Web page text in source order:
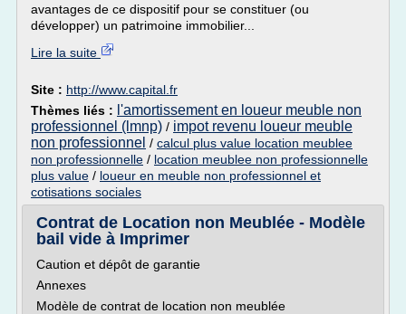
avantages de ce dispositif pour se constituer (ou
développer) un patrimoine immobilier...
Lire la suite
Site : http://www.capital.fr
Thèmes liés : l'amortissement en loueur meuble non
professionnel (lmnp) / impot revenu loueur meuble
non professionnel / calcul plus value location meublee
non professionnelle / location meublee non professionnelle
plus value / loueur en meuble non professionnel et
cotisations sociales
Contrat de Location non Meublée - Modèle
bail vide à Imprimer
Caution et dépôt de garantie
Annexes
Modèle de contrat de location non meublée